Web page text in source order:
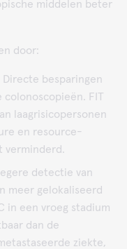
middelen beter
door:
Directe besparingen
FIT
laagrisicopersonen
en resource-
verminderd.
detectie van
meer gelokaliseerd
in een vroeg stadium
dan de
ziekte,